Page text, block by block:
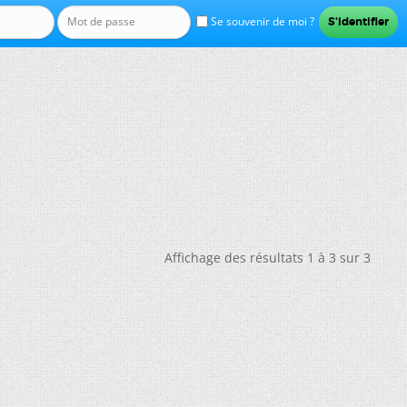
Se souvenir de moi ?
Affichage des résultats 1 à 3 sur 3